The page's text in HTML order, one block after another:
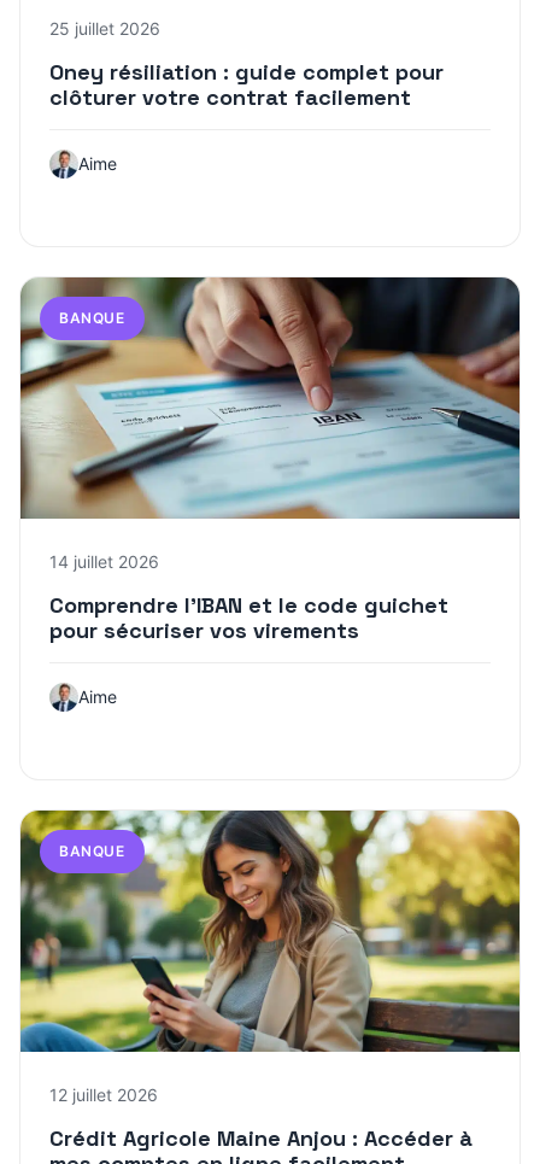
25 juillet 2026
Oney résiliation : guide complet pour
clôturer votre contrat facilement
Aime
BANQUE
14 juillet 2026
Comprendre l’IBAN et le code guichet
pour sécuriser vos virements
Aime
BANQUE
12 juillet 2026
Crédit Agricole Maine Anjou : Accéder à